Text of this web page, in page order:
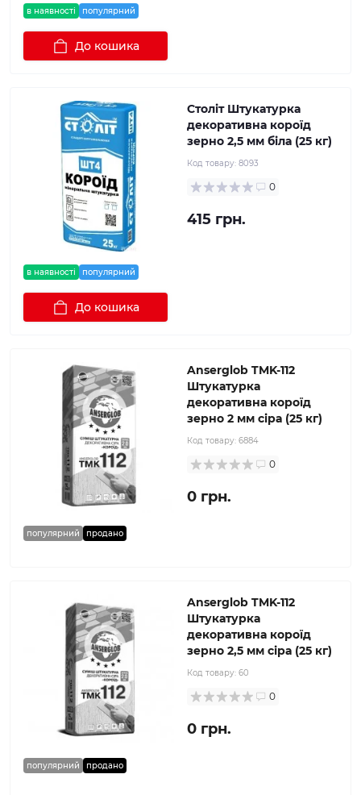
в наявності популярний
До кошика
в наявності популярний
Століт Штукатурка
декоративна короїд
зерно 2,5 мм біла (25 кг)
Код товару: 8093
0
415 грн.
До кошика
популярний продано
Anserglob TMK-112
Штукатурка
декоративна короїд
зерно 2 мм сіра (25 кг)
Код товару: 6884
0
0 грн.
популярний продано
Anserglob TMK-112
Штукатурка
декоративна короїд
зерно 2,5 мм сіра (25 кг)
Код товару: 60
0
0 грн.